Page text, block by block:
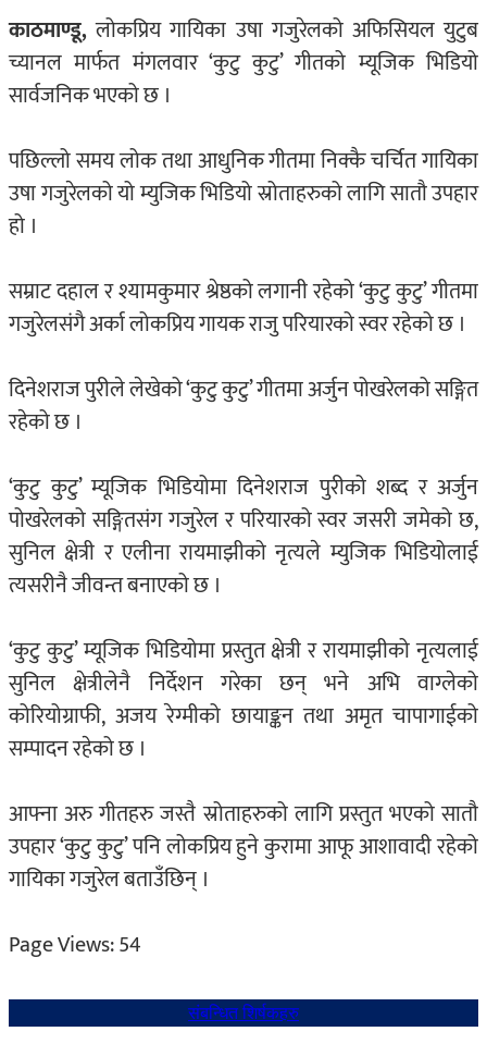
काठमाण्डू, लोकप्रिय गायिका उषा गजुरेलको अफिसियल युटुब
च्यानल मार्फत मंगलवार ‘कुटु कुटु’ गीतको म्यूजिक भिडियो
सार्वजनिक भएको छ ।
पछिल्लो समय लोक तथा आधुनिक गीतमा निक्कै चर्चित गायिका
उषा गजुरेलको यो म्युजिक भिडियो स्रोताहरुको लागि सातौ उपहार
हो ।
सम्राट दहाल र श्यामकुमार श्रेष्ठको लगानी रहेको ‘कुटु कुटु’ गीतमा
गजुरेलसंगै अर्का लोकप्रिय गायक राजु परियारको स्वर रहेको छ ।
दिनेशराज पुरीले लेखेको ‘कुटु कुटु’ गीतमा अर्जुन पोखरेलको सङ्गित
रहेको छ ।
‘कुटु कुटु’ म्यूजिक भिडियोमा दिनेशराज पुरीको शब्द र अर्जुन
पोखरेलको सङ्गितसंग गजुरेल र परियारको स्वर जसरी जमेको छ,
सुनिल क्षेत्री र एलीना रायमाझीको नृत्यले म्युजिक भिडियोलाई
त्यसरीनै जीवन्त बनाएको छ ।
‘कुटु कुटु’ म्यूजिक भिडियोमा प्रस्तुत क्षेत्री र रायमाझीको नृत्यलाई
सुनिल क्षेत्रीलेनै निर्देशन गरेका छन् भने अभि वाग्लेको
कोरियोग्राफी, अजय रेग्मीको छायाङ्कन तथा अमृत चापागाईको
सम्पादन रहेको छ ।
आफ्ना अरु गीतहरु जस्तै स्रोताहरुको लागि प्रस्तुत भएको सातौ
उपहार ‘कुटु कुटु’ पनि लोकप्रिय हुने कुरामा आफू आशावादी रहेको
गायिका गजुरेल बताउँछिन् ।
Page Views:54
संबन्धित शिर्षकहरु